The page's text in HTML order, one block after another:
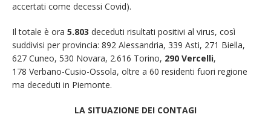
accertati come decessi Covid).
Il totale è ora 5.803 deceduti risultati positivi al virus, così
suddivisi per provincia: 892 Alessandria, 339 Asti, 271 Biella,
627 Cuneo, 530 Novara, 2.616 Torino, 290 Vercelli,
178 Verbano-Cusio-Ossola, oltre a 60 residenti fuori regione
ma deceduti in Piemonte.
LA SITUAZIONE DEI CONTAGI